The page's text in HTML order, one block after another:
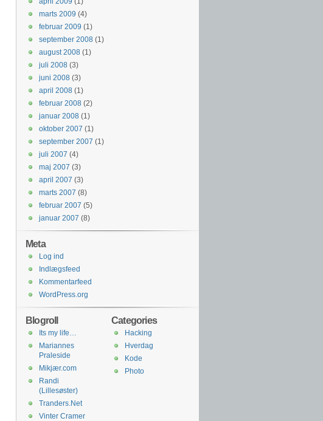
marts 2009 (4)
februar 2009 (1)
september 2008 (1)
august 2008 (1)
juli 2008 (3)
juni 2008 (3)
april 2008 (1)
februar 2008 (2)
januar 2008 (1)
oktober 2007 (1)
september 2007 (1)
juli 2007 (4)
maj 2007 (3)
april 2007 (3)
marts 2007 (8)
februar 2007 (5)
januar 2007 (8)
Meta
Log ind
Indlægsfeed
Kommentarfeed
WordPress.org
Categories
Hacking
Hverdag
Kode
Photo
Blogroll
Its my life…
Mariannes
Praleside
Mikjær.com
Randi
(Lillesøster)
Tranders.Net
Vinter Cramer